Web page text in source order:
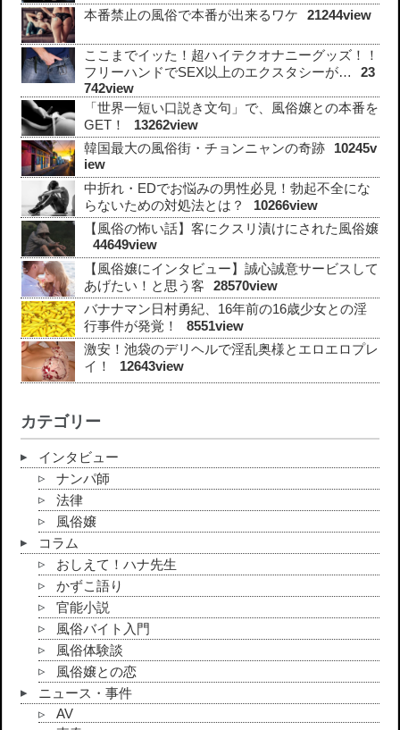
本番禁止の風俗で本番が出来るワケ
21244view
ここまでイッた！超ハイテクオナニーグッズ！！
フリーハンドでSEX以上のエクスタシーが…
23
742view
「世界一短い口説き文句」で、風俗嬢との本番を
GET！
13262view
韓国最大の風俗街・チョンニャンの奇跡
10245v
iew
中折れ・EDでお悩みの男性必見！勃起不全にな
らないための対処法とは？
10266view
【風俗の怖い話】客にクスリ漬けにされた風俗嬢
44649view
【風俗嬢にインタビュー】誠心誠意サービスして
あげたい！と思う客
28570view
バナナマン日村勇紀、16年前の16歳少女との淫
行事件が発覚！
8551view
激安！池袋のデリヘルで淫乱奥様とエロエロプレ
イ！
12643view
カテゴリー
インタビュー
ナンパ師
法律
風俗嬢
コラム
おしえて！ハナ先生
かずこ語り
官能小説
風俗バイト入門
風俗体験談
風俗嬢との恋
ニュース・事件
AV